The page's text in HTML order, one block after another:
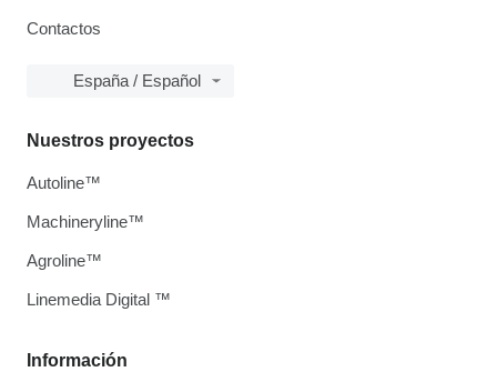
Contactos
España / Español
Información
Nuestros proyectos
Autoline™
Machineryline™
Agroline™
Linemedia Digital ™